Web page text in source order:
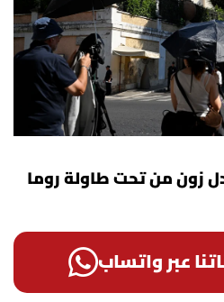
زون من تحت طاولة روما
عبر واتساب